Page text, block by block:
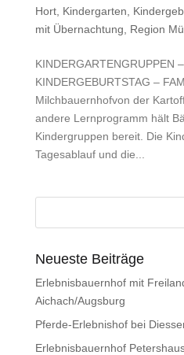
Hort, Kindergarten
mit Übernachtung
Region
KINDERGARTENGRUPPEN
KINDERGEBURTSTAG –
Milchbauernhofvon der
andere Lernprogramm hält
Kindergruppen bereit. Die
Tagesablauf und die...
Neueste Beiträge
Erlebnisbauernhof mit
Aichach/Augsburg
Pferde-Erlebnishof bei
Erlebnisbauernhof